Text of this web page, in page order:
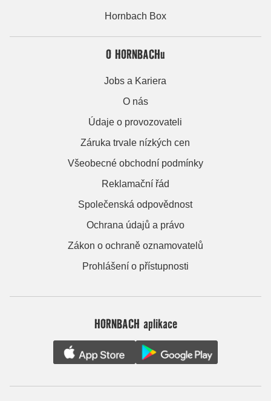
Hornbach Box
O HORNBACHu
Jobs a Kariera
O nás
Údaje o provozovateli
Záruka trvale nízkých cen
Všeobecné obchodní podmínky
Reklamační řád
Společenská odpovědnost
Ochrana údajů a právo
Zákon o ochraně oznamovatelů
Prohlášení o přístupnosti
HORNBACH aplikace